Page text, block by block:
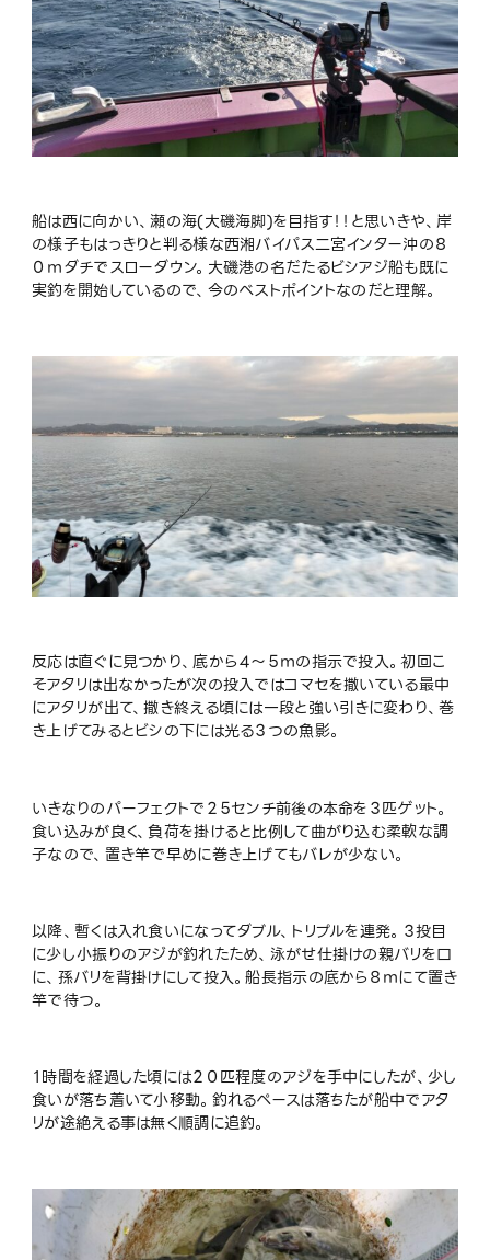
船は西に向かい、瀬の海(大磯海脚)を目指す！！と思いきや、岸
の様子もはっきりと判る様な西湘バイパス二宮インター沖の８
０ｍダチでスローダウン。大磯港の名だたるビシアジ船も既に
実釣を開始しているので、今のベストポイントなのだと理解。
反応は直ぐに見つかり、底から４〜５ｍの指示で投入。初回こ
そアタリは出なかったが次の投入ではコマセを撒いている最中
にアタリが出て、撒き終える頃には一段と強い引きに変わり、巻
き上げてみるとビシの下には光る３つの魚影。
いきなりのパーフェクトで２５センチ前後の本命を３匹ゲット。
食い込みが良く、負荷を掛けると比例して曲がり込む柔軟な調
子なので、置き竿で早めに巻き上げてもバレが少ない。
以降、暫くは入れ食いになってダブル、トリプルを連発。３投目
に少し小振りのアジが釣れたため、泳がせ仕掛けの親バリを口
に、孫バリを背掛けにして投入。船長指示の底から８ｍにて置き
竿で待つ。
１時間を経過した頃には２０匹程度のアジを手中にしたが、少し
食いが落ち着いて小移動。釣れるペースは落ちたが船中でアタ
リが途絶える事は無く順調に追釣。